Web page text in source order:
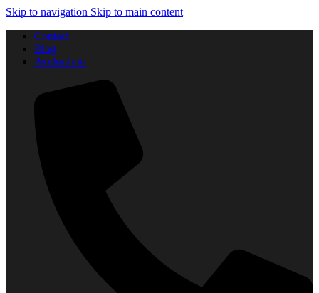
Skip to navigation Skip to main content
Contact
Blog
Producători